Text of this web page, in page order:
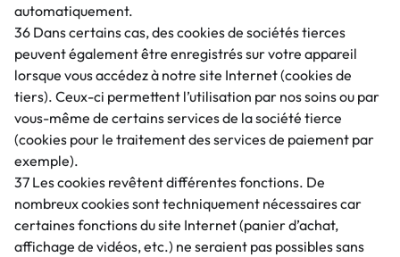
automatiquement.
36 Dans certains cas, des cookies de sociétés tierces
peuvent également être enregistrés sur votre appareil
lorsque vous accédez à notre site Internet (cookies de
tiers). Ceux-ci permettent l’utilisation par nos soins ou par
vous-même de certains services de la société tierce
(cookies pour le traitement des services de paiement par
exemple).
37 Les cookies revêtent différentes fonctions. De
nombreux cookies sont techniquement nécessaires car
certaines fonctions du site Internet (panier d’achat,
affichage de vidéos, etc.) ne seraient pas possibles sans